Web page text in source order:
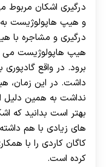
درگیری اشکان مربوط
و هیپ هاپولوژیست
درگیری و مشاجره با
هیپ هاپولوژیست می
برود. در واقع گادپوری
داشت. در این زمان،
نداشت به همین دلیل
بهتر است بدانید که
های زیادی با هم
کاگان کاردی را با
کرده است.